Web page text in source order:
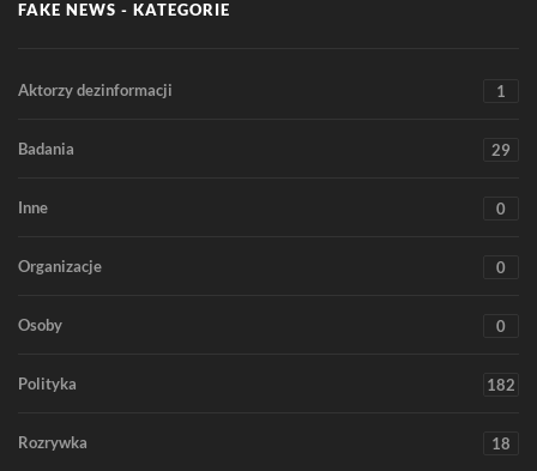
FAKE NEWS - KATEGORIE
Aktorzy dezinformacji 1
Badania 29
Inne 0
Organizacje 0
Osoby 0
Polityka 182
Rozrywka 18